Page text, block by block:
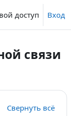
доступ Вход
связи
Свернуть всё